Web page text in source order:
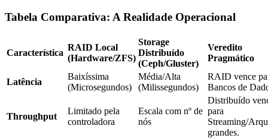
Tabela Comparativa: A Realidade Operacional
Característica
RAID Local
(Hardware/ZFS)
Storage
Distribuído
(Ceph/Gluster)
Veredito
Pragmático
Latência
Baixíssima
(Microsegundos)
Média/Alta
(Milissegundos)
RAID vence
Bancos de
Throughput
Limitado pela
controladora
Escala com nº de
nós
Distribuído
para
Streaming/
grandes.